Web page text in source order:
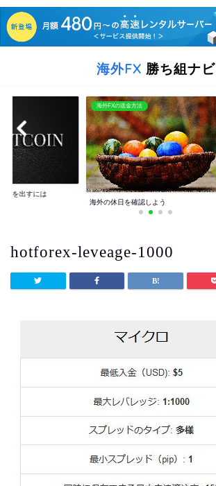
海外FX 勝ち組ナビ
益を出すには
海外FXの送金方法
海外の休日を確認しよう
hotforex-leveage-1000